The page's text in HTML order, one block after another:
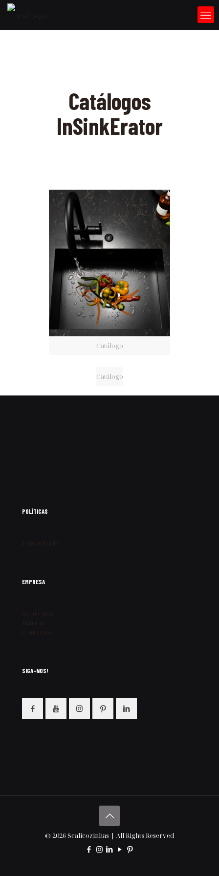
Catálogos
InSinkErator
Catálogo
Catálogo
POLÍTICAS
Privacidade
EMPRESA
Sobre nós
Marcas
Contactos
SIGA-NOS!
© 2026 Scalicozinhas | All Rights Reserved